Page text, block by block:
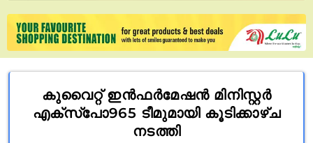
കുവൈറ്റ് ഇൻഫർമേഷൻ മിനിസ്റ്റർ
എക്‌സ്‌പോ965 ടീമുമായി കൂടിക്കാഴ്ച
നടത്തി